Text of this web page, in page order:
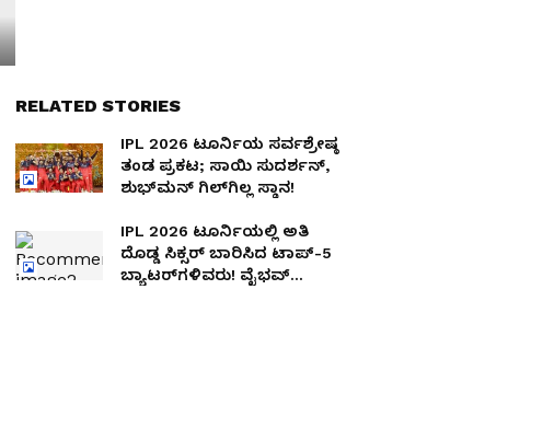
RELATED STORIES
IPL 2026 ಟೂರ್ನಿಯ ಸರ್ವಶ್ರೇಷ್ಠ
ತಂಡ ಪ್ರಕಟ; ಸಾಯಿ ಸುದರ್ಶನ್,
ಶುಭ್‌ಮನ್ ಗಿಲ್‌ಗಿಲ್ಲ ಸ್ಥಾನ!
IPL 2026 ಟೂರ್ನಿಯಲ್ಲಿ ಅತಿ
ದೊಡ್ಡ ಸಿಕ್ಸರ್ ಬಾರಿಸಿದ ಟಾಪ್-5
ಬ್ಯಾಟರ್‌ಗಳಿವರು! ವೈಭವ್